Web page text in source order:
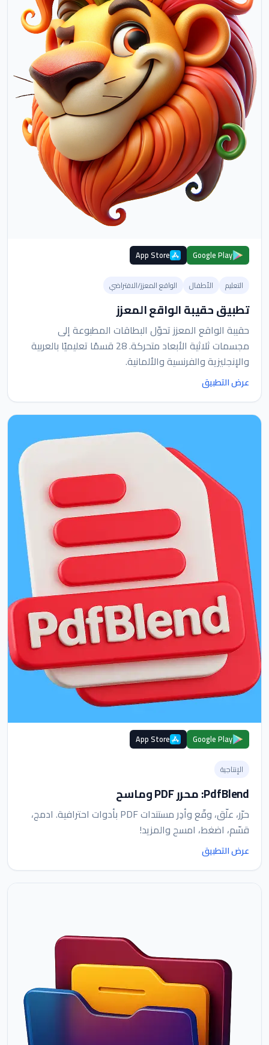
Google Play
App Store
التعليم الأطفال الواقع المعزز/الافتراضي
تطبيق حقيبة الواقع المعزز
حقيبة الواقع المعزز تحوّل البطاقات المطبوعة إلى
مجسمات ثلاثية الأبعاد متحركة. 28 قسمًا تعليميًا بالعربية
والإنجليزية والفرنسية والألمانية.
عرض التطبيق
Google Play
App Store
الإنتاجية
PdfBlend: محرر PDF وماسح
حرّر، علّق، وقّع وأدِر مستندات PDF بأدوات احترافية. ادمج،
قسّم، اضغط، امسح والمزيد!
عرض التطبيق